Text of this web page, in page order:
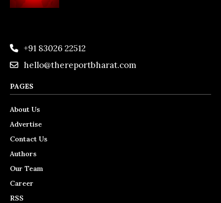
+91 83026 22512
hello@thereportbharat.com
PAGES
About Us
Advertise
Contact Us
Authors
Our Team
Career
RSS